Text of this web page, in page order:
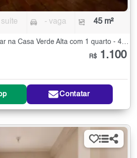
suíte - vaga 45 m²
R$ 1.100
Contatar